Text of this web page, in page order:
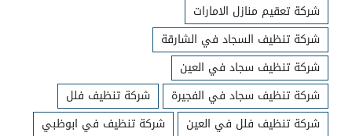
شركة تعقيم منازل الامارات
شركة تنظيف السجاد في الشارقة
شركة تنظيف سجاد في العين
شركة تنظيف سجاد في الفجيرة
شركة تنظيف فلل
شركة تنظيف فلل في العين
شركة تنظيف في ابوظبي